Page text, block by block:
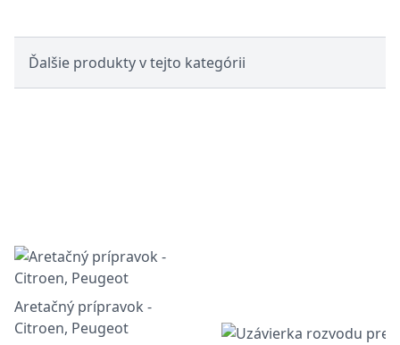
Ďalšie produkty v tejto kategórii
Aretačný prípravok -
Citroen, Peugeot